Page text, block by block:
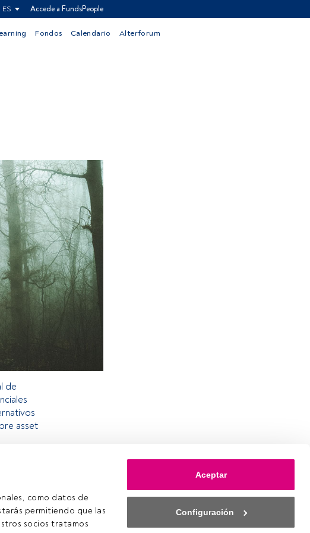
como datos de
permitiendo que las
socios tratamos
Aceptar
Configuración
ES Accede a FundsPeople
Fondos Calendario Alterforum
de
asset